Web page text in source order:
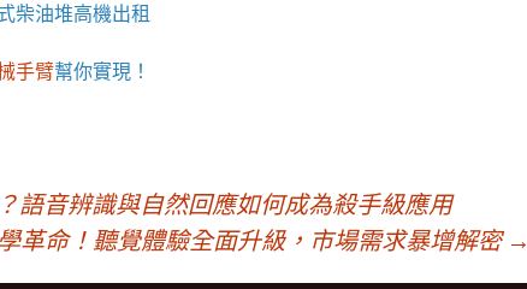
柴油堆高機出租
手臂幫你實現！
語音辨識與自然回應如何成為殺手級應用
革命！聽覺體驗全面升級，市場需求暴增解密 →